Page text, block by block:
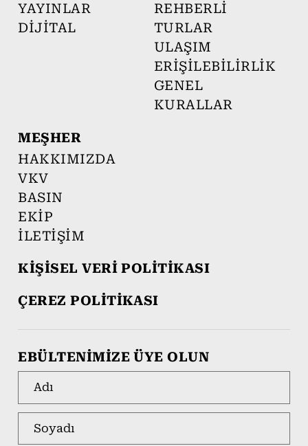
YAYINLAR
DİJİTAL
REHBERLİ
TURLAR
ULAŞIM
ERİŞİLEBİLİRLİK
GENEL
KURALLAR
MEŞHER
HAKKIMIZDA
VKV
BASIN
EKİP
İLETİŞİM
KİŞİSEL VERİ POLİTİKASI
ÇEREZ POLİTİKASI
EBÜLTENİMİZE ÜYE OLUN